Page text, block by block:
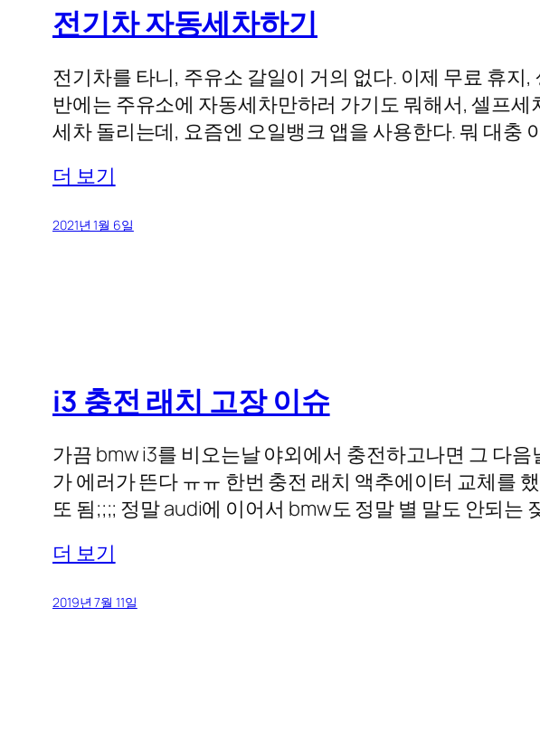
전기차 자동세차하기
전기차를 타니, 주유소 갈일이 거의 없다. 이제 무료 휴
반에는 주유소에 자동세차만하러 가기도 뭐해서, 셀프
세차 돌리는데, 요즘엔 오일뱅크 앱을 사용한다. 뭐 대
더 보기
2021년 1월 6일
i3 충전 래치 고장 이슈
가끔 bmw i3를 비오는날 야외에서 충전하고나면 그 다
가 에러가 뜬다 ㅠㅠ 한번 충전 래치 액추에이터 교체를
또 됨;;;; 정말 audi에 이어서 bmw도 정말 별 말도 안되는
더 보기
2019년 7월 11일